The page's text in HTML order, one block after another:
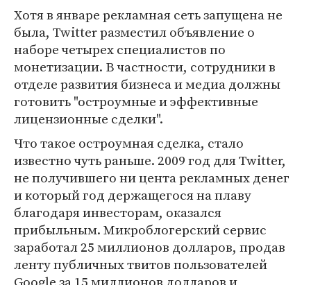
Хотя в январе рекламная сеть запущена не
была, Twitter разместил объявление о
наборе четырех специалистов по
монетизации. В частности, сотрудники в
отделе развития бизнеса и медиа должны
готовить "остроумные и эффективные
лицензионные сделки".
Что такое остроумная сделка, стало
известно чуть раньше. 2009 год для Twitter,
не получившего ни цента рекламных денег
и который год держащегося на плаву
благодаря инвесторам, оказался
прибыльным. Микроблогерский сервис
заработал 25 миллионов долларов, продав
ленту публичных твитов пользователей